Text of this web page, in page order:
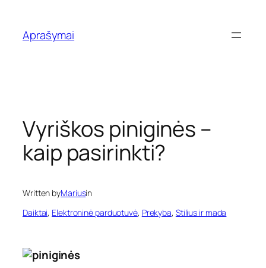
turinio
Aprašymai
Vyriškos piniginės –
kaip pasirinkti?
Written byMariusin
Daiktai, Elektroninė parduotuvė, Prekyba, Stilius ir mada